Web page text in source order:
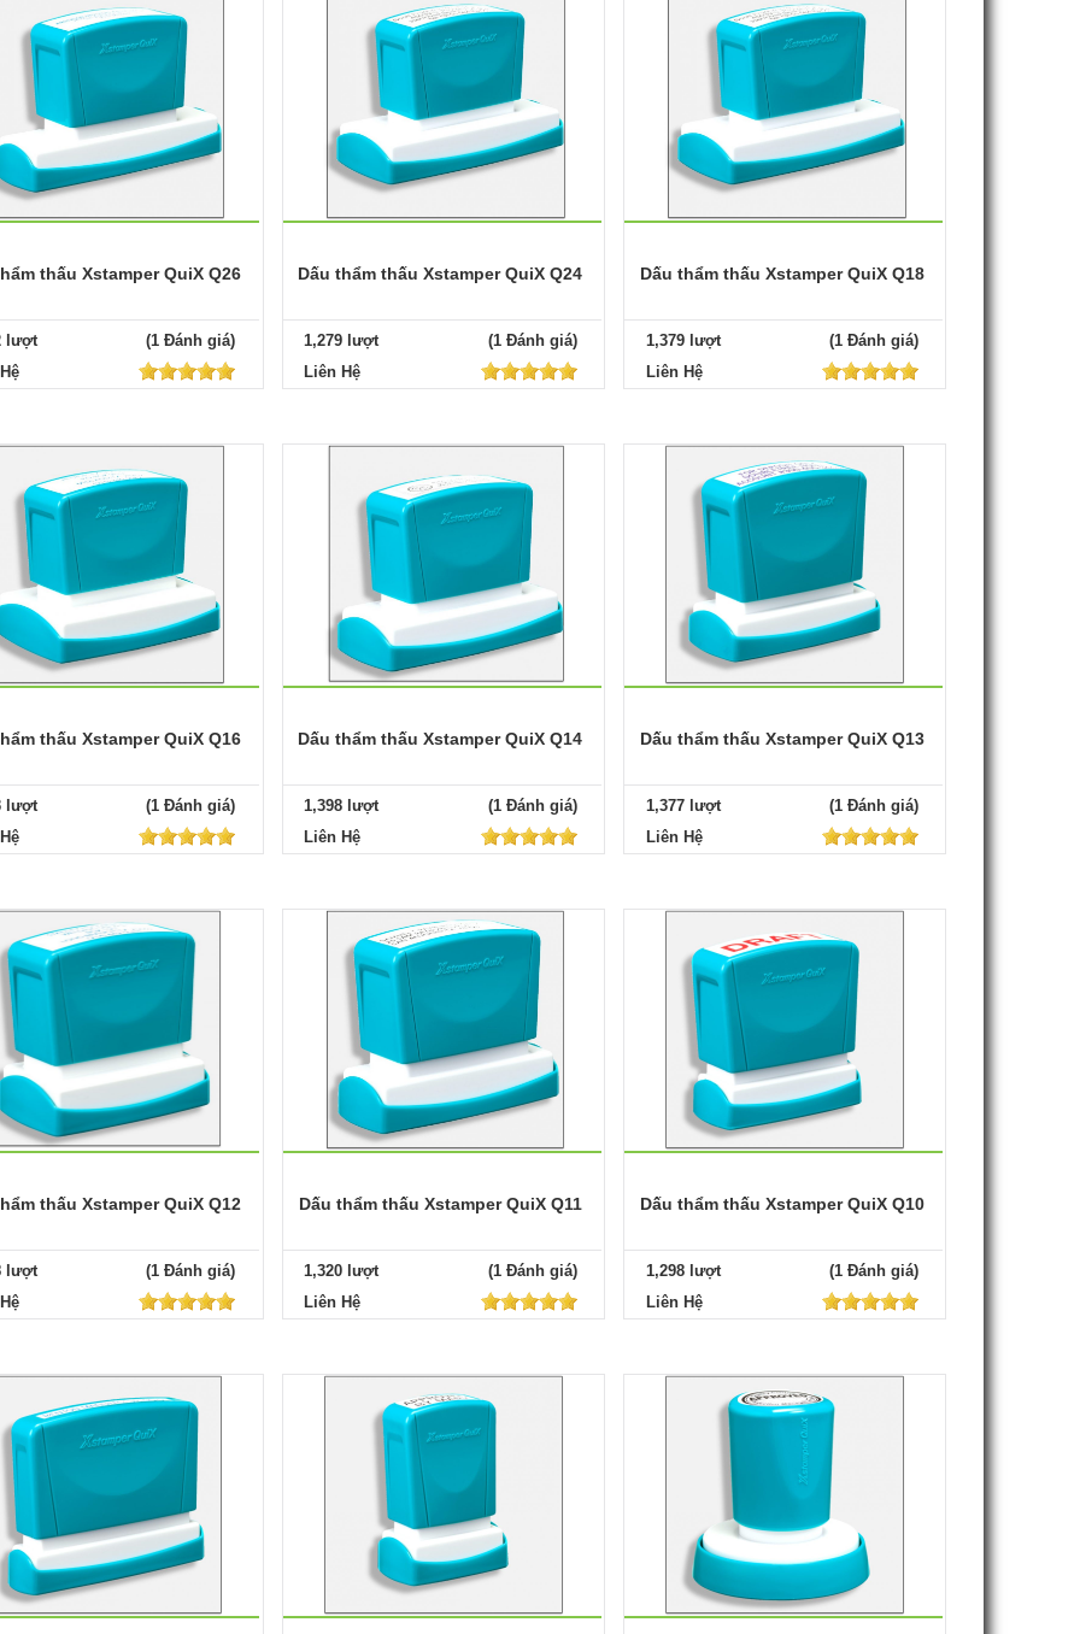
thấu Xstamper QuiX Q26
lượt
(1 Đánh giá)
Dấu thẩm thấu Xstamper QuiX Q24
1,279 lượt
(1 Đánh giá)
Liên Hệ
Dấu thẩm thấu Xstamper QuiX Q18
1,379 lượt
(1 Đánh giá)
Liên Hệ
thấu Xstamper QuiX Q16
lượt
(1 Đánh giá)
Dấu thẩm thấu Xstamper QuiX Q14
1,398 lượt
(1 Đánh giá)
Liên Hệ
Dấu thẩm thấu Xstamper QuiX Q13
1,377 lượt
(1 Đánh giá)
Liên Hệ
thấu Xstamper QuiX Q12
lượt
(1 Đánh giá)
Dấu thẩm thấu Xstamper QuiX Q11
1,320 lượt
(1 Đánh giá)
Liên Hệ
Dấu thẩm thấu Xstamper QuiX Q10
1,298 lượt
(1 Đánh giá)
Liên Hệ